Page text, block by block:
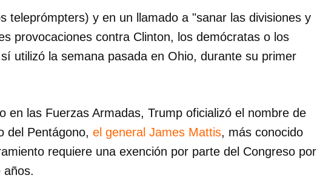
teleprómpters) y en un llamado a "sanar las divisiones y
provocaciones contra Clinton, los demócratas o los
utilizó la semana pasada en Ohio, durante su primer
en las Fuerzas Armadas, Trump oficializó el nombre de
del Pentágono, el general James Mattis, más conocido
requiere una exención por parte del Congreso por
años.